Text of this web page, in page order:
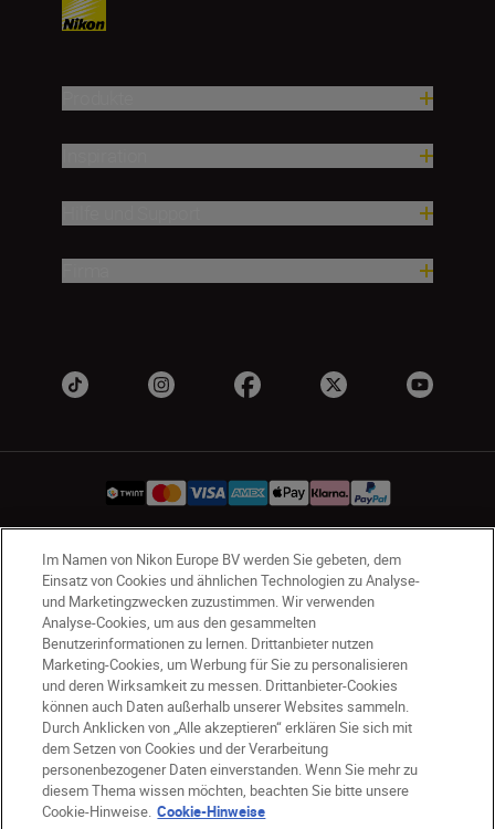
CH Nikon Sites
Kontaktieren Sie uns
Datenschutzhinweis
Nutzungsbedingungen
Geschäftsbedingungen des Nikon Stores
Cookie-Hinweise
Barrierefreiheit
Cookie-Einstellungen
© 2026 Nikon
Im Namen von Nikon Europe BV werden Sie gebeten, dem
Einsatz von Cookies und ähnlichen Technologien zu Analyse-
und Marketingzwecken zuzustimmen. Wir verwenden
Analyse-Cookies, um aus den gesammelten
Benutzerinformationen zu lernen. Drittanbieter nutzen
Marketing-Cookies, um Werbung für Sie zu personalisieren
und deren Wirksamkeit zu messen. Drittanbieter-Cookies
können auch Daten außerhalb unserer Websites sammeln.
Durch Anklicken von „Alle akzeptieren“ erklären Sie sich mit
dem Setzen von Cookies und der Verarbeitung
personenbezogener Daten einverstanden. Wenn Sie mehr zu
diesem Thema wissen möchten, beachten Sie bitte unsere
Cookie-Hinweise. Cookie-Hinweise